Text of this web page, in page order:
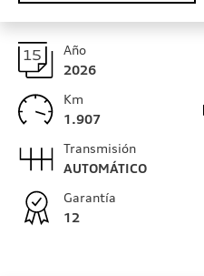
Año
2026
Km
1.907
Transmisión
AUTOMÁTICO
Garantía
12